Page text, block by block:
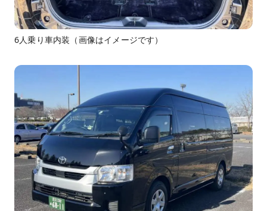
6人乗り車内装（画像はイメージです）